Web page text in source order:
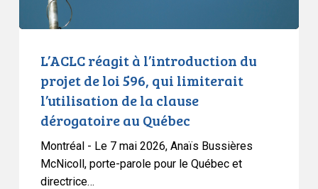
limiterait
clause
dérogatoire
Québec
L’ACLC réagit à l’introduction du
projet de loi 596, qui limiterait
l’utilisation de la clause
dérogatoire au Québec
Montréal - Le 7 mai 2026, Anaïs Bussières
McNicoll, porte-parole pour le Québec et
directrice…